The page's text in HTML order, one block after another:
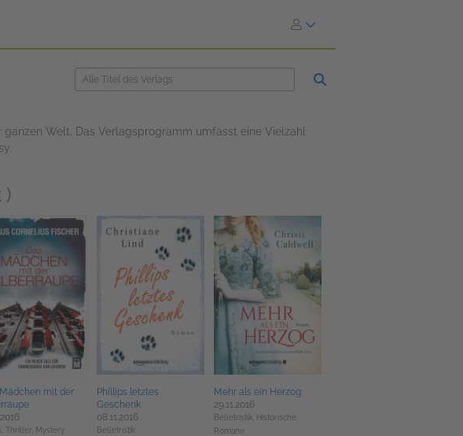
Welt. Das Verlagsprogramm umfasst eine Vielzahl
)
mit der
Thriller, Mystery
Phillips letztes
Geschenk
08.11.2016
Belletristik
Mehr als ein Herzog
29.11.2016
Belletristik,
Historische
Romane